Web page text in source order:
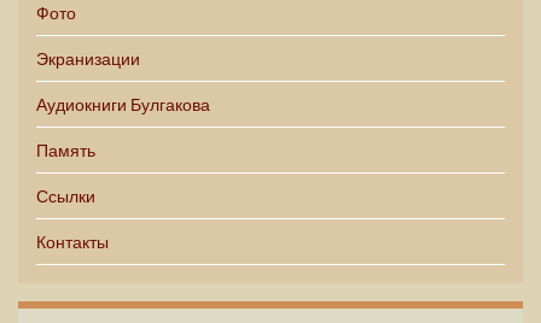
Фото
Экранизации
Аудиокниги Булгакова
Память
Ссылки
Контакты